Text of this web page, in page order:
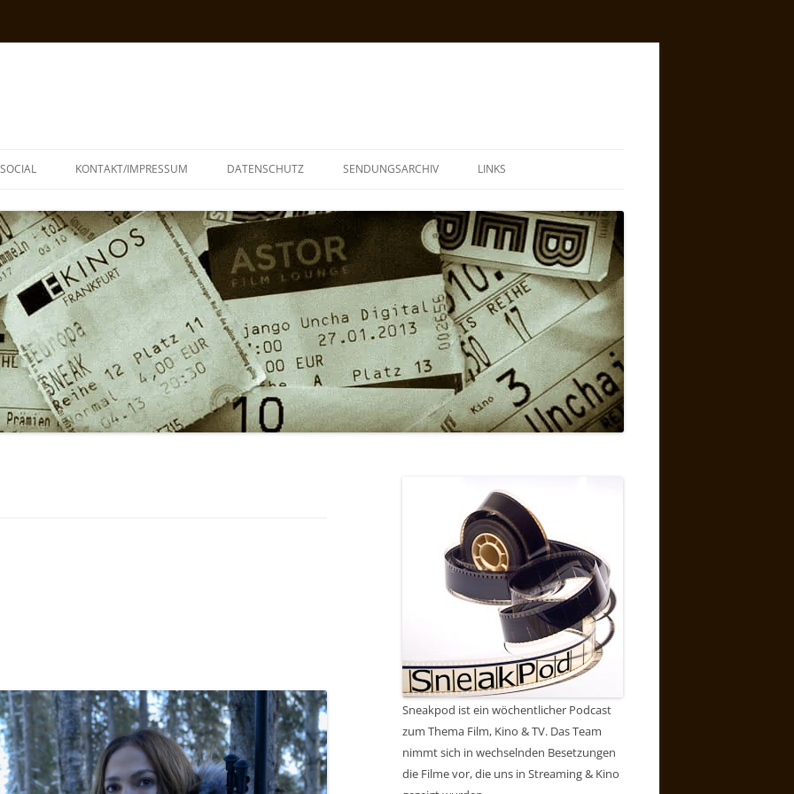
SOCIAL KONTAKT/IMPRESSUM DATENSCHUTZ SENDUNGSARCHIV LINKS
Sneakpod ist ein wöchentlicher Podcast
zum Thema Film, Kino & TV. Das Team
nimmt sich in wechselnden Besetzungen
die Filme vor, die uns in Streaming & Kino